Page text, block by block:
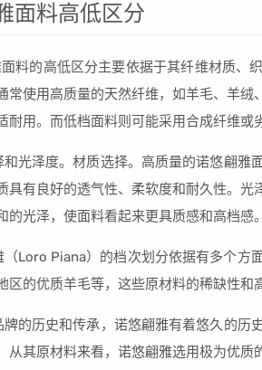
面料高低区分
料的高低区分主要依据于其纤维材质、
常使用高质量的天然纤维，如羊毛、羊
耐用。而低档面料则可能采用合成纤维或
光泽度。材质选择。高质量的诺悠翩雅
具有良好的透气性、柔软度和耐久性。
的光泽，使面料看起来更具质感和高档感。
Loro Piana）的档次划分依据有多个方
区的优质羊毛等，这些原材料的稀缺性和
的历史和传承，诺悠翩雅有着悠久的历
从其原材料来看，诺悠翩雅选用极为优